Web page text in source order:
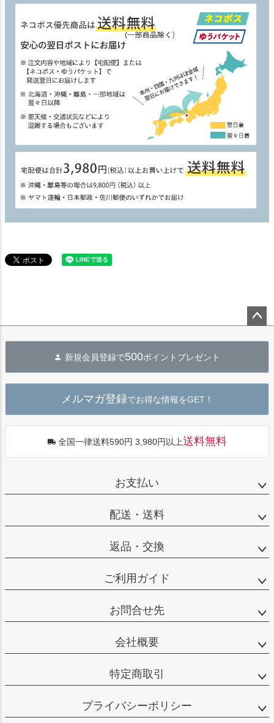
へ
新規会員登録で500ポイントプレゼント
メルマガ登録でお得な情報をGET！
全国一律送料590円 3,980円以上送料無料
お支払い
配送・送料
返品・交換
ご利用ガイド
お問合せ先
会社概要
特定商取引
プライバシーポリシー